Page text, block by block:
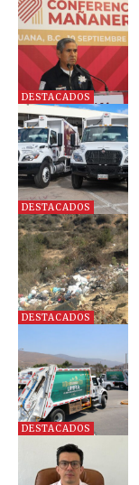
DESTACADOS
DESTACADOS
DESTACADOS
DESTACADOS